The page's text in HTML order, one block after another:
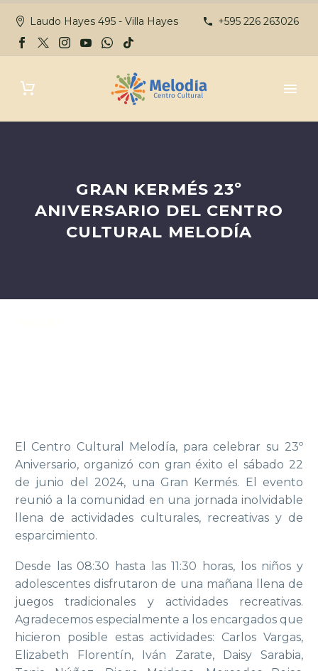
Laudo Hayes 495 - Villa Hayes +595 226 263026
GRAN KERMÉS 23º
ANIVERSARIO DEL CENTRO
CULTURAL MELODÍA
El Centro Cultural Melodía, para celebrar su 23º
Aniversario, organizó con gran éxito el sábado 22
de junio del 2024, una Gran Kermés. El evento
reunió a la comunidad en una jornada inolvidable
llena de actividades culturales, recreativas y de
esparcimiento.
Desde las 08:30 hasta las 11:30 horas, los niños y
adolescentes disfrutaron de una mañana llena de
juegos tradicionales y actividades recreativas.
Agradecemos especialmente a los encargados que
hicieron posible estas actividades: Carlos Vargas,
Elizabeth Florentín, Iván Zarate, Daisy Sarabia,